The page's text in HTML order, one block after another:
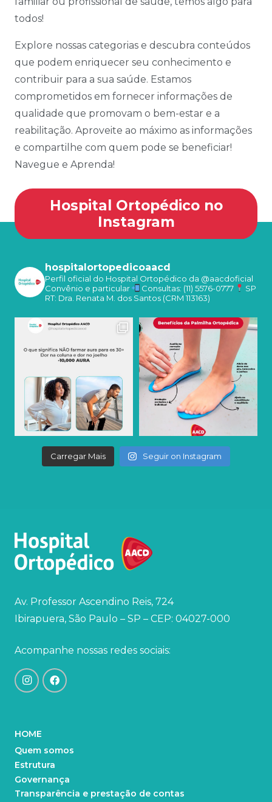
todos!
Explore nossas categorias e descubra conteúdos
que podem enriquecer seu conhecimento e
contribuir para a sua saúde. Estamos
comprometidos em fornecer informações de
qualidade que promovam o bem-estar e a
reabilitação. Aproveite ao máximo as informações
e compartilhe com quem pode se beneficiar!
Navegue e Aprenda!
Hospital Ortopédico no
Instagram
hospitalortopedicoaacd
Perfil oficial do Hospital Ortopédico da @aacdoficial
Convênio e particular
Consultas: (11) 5576-0777
SP
RT: Dra. Renata M. dos Santos (CRM 113163)
Carregar Mais Seguir on Instagram
Av. Professor Ascendino Reis, 724
Ibirapuera, São Paulo – SP – CEP: 04027-000
Acompanhe nossas redes sociais:
HOME
Quem somos
Estrutura
Governança
Transparência e prestação de contas